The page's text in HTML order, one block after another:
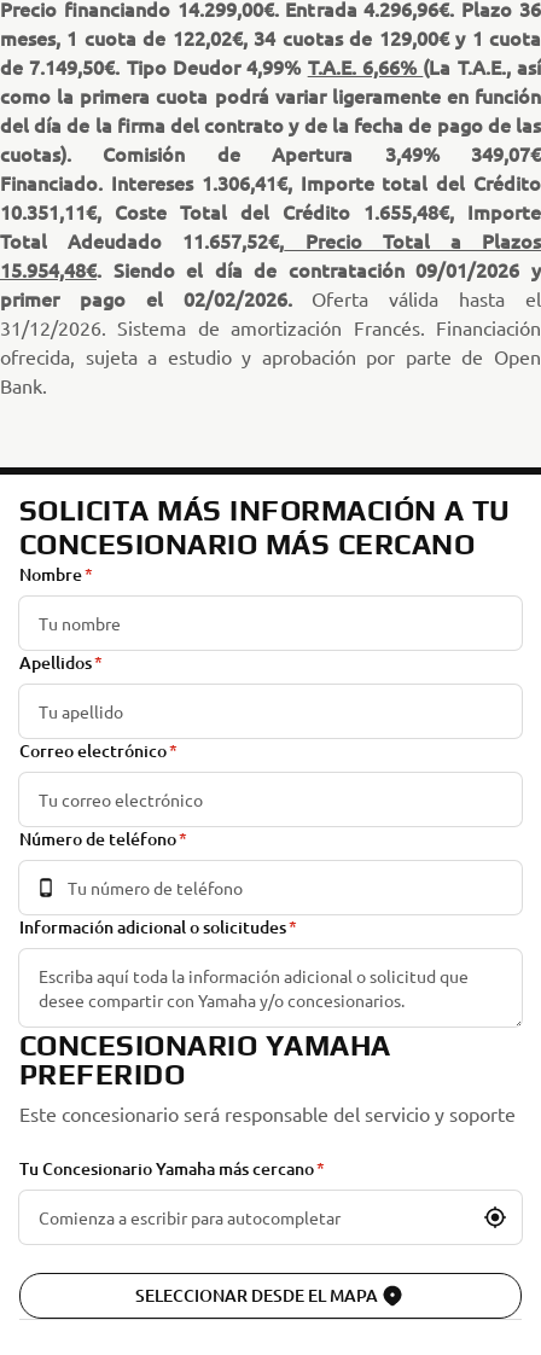
Precio financiando 14.299,00€. Entrada 4.296,96€. Plazo 36
meses, 1 cuota de 122,02€, 34 cuotas de 129,00€ y 1 cuota
de 7.149,50€. Tipo Deudor 4,99% T.A.E. 6,66% (La T.A.E., así
como la primera cuota podrá variar ligeramente en función
del día de la firma del contrato y de la fecha de pago de las
cuotas). Comisión de Apertura 3,49% 349,07€
Financiado. Intereses 1.306,41€, Importe total del Crédito
10.351,11€, Coste Total del Crédito 1.655,48€, Importe
Total Adeudado 11.657,52€, Precio Total a Plazos
15.954,48€. Siendo el día de contratación 09/01/2026 y
primer pago el 02/02/2026. Oferta válida hasta el
31/12/2026. Sistema de amortización Francés. Financiación
ofrecida, sujeta a estudio y aprobación por parte de Open
Bank.
SOLICITA MÁS INFORMACIÓN A TU
CONCESIONARIO MÁS CERCANO
Nombre
Apellidos
Correo electrónico
Número de teléfono
Información adicional o solicitudes
CONCESIONARIO YAMAHA
PREFERIDO
Este concesionario será responsable del servicio y soporte
Tu Concesionario Yamaha más cercano
SELECCIONAR DESDE EL MAPA